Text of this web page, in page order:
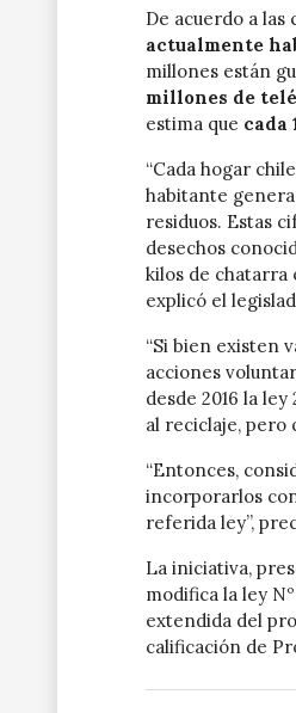
De acuerdo a
actualmente
millones están
millones de
estima que cada
“Cada hogar
habitante genera
residuos. Estas
desechos
kilos de chatarra
explicó el
“Si bien existen
acciones
desde 2016 la
al reciclaje, pero
“Entonces,
incorporarlos
referida ley”,
La iniciativa,
modifica la ley
extendida del
calificación de